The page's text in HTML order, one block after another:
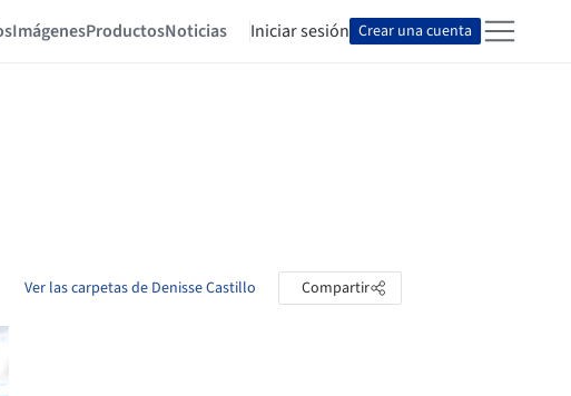
ImágenesProductosNoticias Iniciar sesión Crear una cuenta
Ver las carpetas de Denisse Castillo Compartir